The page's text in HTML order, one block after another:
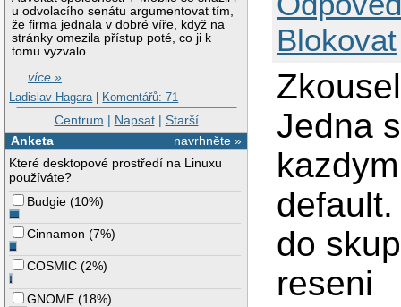
u odvolacího senátu argumentovat tím,
že firma jednala v dobré víře, když na
stránky omezila přístup poté, co ji k
tomu vyzvalo
…více »
Ladislav Hagara | Komentářů: 71
Centrum | Napsat| Starší
navrhněte »
Anketa
Které desktopové prostředí na Linuxu
používáte?
Budgie (10%)
Cinnamon (7%)
COSMIC (2%)
GNOME (18%)
Blokovat
Jedna
do
reseni